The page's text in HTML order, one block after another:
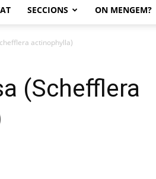
SECCIONS ON MENGEM?
actinophylla)
(Schefflera